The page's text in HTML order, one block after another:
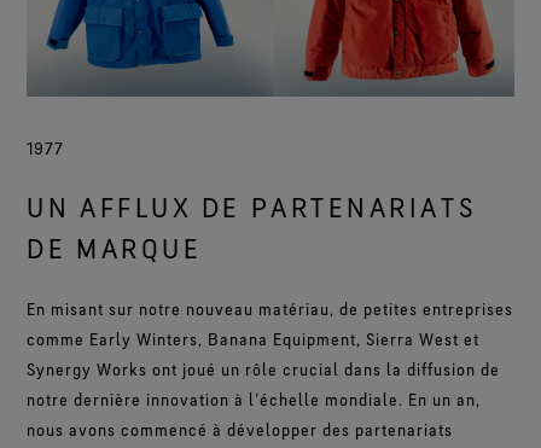
1977
UN AFFLUX DE PARTENARIATS
DE MARQUE
En misant sur notre nouveau matériau, de petites entreprises
comme Early Winters, Banana Equipment, Sierra West et
Synergy Works ont joué un rôle crucial dans la diffusion de
notre dernière innovation à l’échelle mondiale. En un an,
nous avons commencé à développer des partenariats